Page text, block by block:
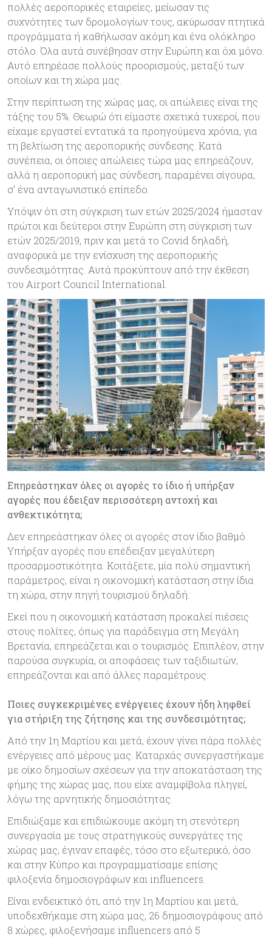
πολλές αεροπορικές εταιρείες, μείωσαν τις
συχνότητες των δρομολογίων τους, ακύρωσαν πτητικά
προγράμματα ή καθήλωσαν ακόμη και ένα ολόκληρο
στόλο. Όλα αυτά συνέβησαν στην Ευρώπη και όχι μόνο.
Αυτό επηρέασε πολλούς προορισμούς, μεταξύ των
οποίων και τη χώρα μας.
Στην περίπτωση της χώρας μας, οι απώλειες είναι της
τάξης του 5%. Θεωρώ ότι είμαστε σχετικά τυχεροί, που
είχαμε εργαστεί εντατικά τα προηγούμενα χρόνια, για
τη βελτίωση της αεροπορικής σύνδεσης. Κατά
συνέπεια, οι όποιες απώλειες τώρα μας επηρεάζουν,
αλλά η αεροπορική μας σύνδεση, παραμένει σίγουρα,
σ’ ένα ανταγωνιστικό επίπεδο.
Υπόψιν ότι στη σύγκριση των ετών 2025/2024 ήμασταν
πρώτοι και δεύτεροι στην Ευρώπη στη σύγκριση των
ετών 2025/2019, πριν και μετά το Covid δηλαδή,
αναφορικά με την ενίσχυση της αεροπορικής
συνδεσιμότητας. Αυτά προκύπτουν από την έκθεση
του Airport Council International.
Επηρεάστηκαν όλες οι αγορές το ίδιο ή υπήρξαν
αγορές που έδειξαν περισσότερη αντοχή και
ανθεκτικότητα;
Δεν επηρεάστηκαν όλες οι αγορές στον ίδιο βαθμό.
Υπήρξαν αγορές που επέδειξαν μεγαλύτερη
προσαρμοστικότητα. Κοιτάξετε, μία πολύ σημαντική
παράμετρος, είναι η οικονομική κατάσταση στην ίδια
τη χώρα, στην πηγή τουρισμού δηλαδή.
Εκεί που η οικονομική κατάσταση προκαλεί πιέσεις
στους πολίτες, όπως για παράδειγμα στη Μεγάλη
Βρετανία, επηρεάζεται και ο τουρισμός. Επιπλέον, στην
παρούσα συγκυρία, οι αποφάσεις των ταξιδιωτών,
επηρεάζονται και από άλλες παραμέτρους.
Ποιες συγκεκριμένες ενέργειες έχουν ήδη ληφθεί
για στήριξη της ζήτησης και της συνδεσιμότητας;
Από την 1η Μαρτίου και μετά, έχουν γίνει πάρα πολλές
ενέργειες από μέρους μας. Καταρχάς συνεργαστήκαμε
με οίκο δημοσίων σχέσεων για την αποκατάσταση της
φήμης της χώρας μας, που είχε αναμφίβολα πληγεί,
λόγω της αρνητικής δημοσιότητας.
Επιδιώξαμε και επιδιώκουμε ακόμη τη στενότερη
συνεργασία με τους στρατηγικούς συνεργάτες της
χώρας μας, έγιναν επαφές, τόσο στο εξωτερικό, όσο
και στην Κύπρο και προγραμματίσαμε επίσης
φιλοξενία δημοσιογράφων και influencers.
Είναι ενδεικτικό ότι, από την 1η Μαρτίου και μετά,
υποδεχθήκαμε στη χώρα μας, 26 δημοσιογράφους από
8 χώρες, φιλοξενήσαμε influencers από 5